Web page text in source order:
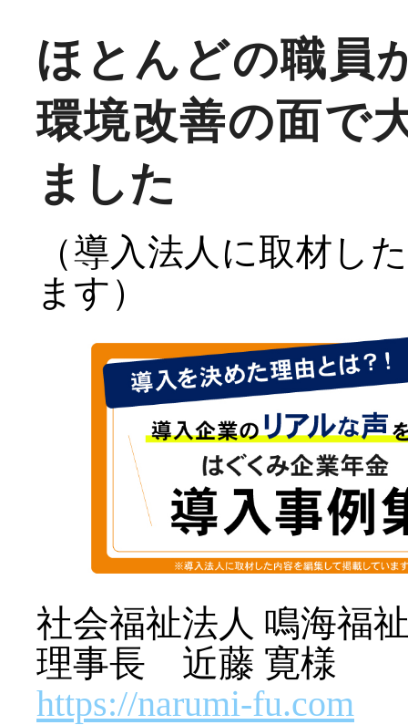
ほとんどの職員
環境改善の面で
ました
（導入法人に取材し
ます）
社会福祉法人 鳴海福
理事長 近藤 寛様
https://narumi-fu.com